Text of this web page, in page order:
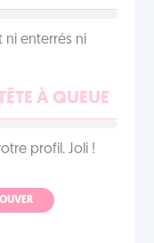
ni enterrés ni
À QUEUE
profil. Joli !